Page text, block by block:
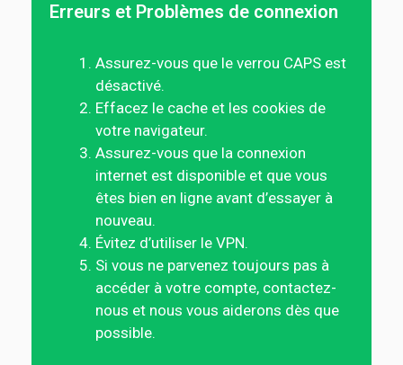
Erreurs et Problèmes de connexion
Assurez-vous que le verrou CAPS est
désactivé.
Effacez le cache et les cookies de
votre navigateur.
Assurez-vous que la connexion
internet est disponible et que vous
êtes bien en ligne avant d’essayer à
nouveau.
Évitez d’utiliser le VPN.
Si vous ne parvenez toujours pas à
accéder à votre compte, contactez-
nous et nous vous aiderons dès que
possible.